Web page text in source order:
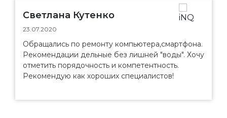
Светлана Кутенко
23.07.2020
Обращались по ремонту компьютера,смартфона.
Рекомендации дельные без лишней "воды". Хочу
отметить порядочность и компетентность.
Рекомендую как хороших специалистов!